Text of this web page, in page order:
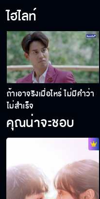
มุ่ยคิด
คลิป
ถ้าเ
ไฮไลท์
ถ้าเอาจริงเมื่อไหร่ ไม่มีคำว่า
ไม่สำเร็จ
คุณน่าจะชอบ